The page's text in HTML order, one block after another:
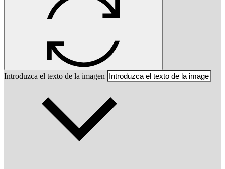
Introduzca el texto de la imagen